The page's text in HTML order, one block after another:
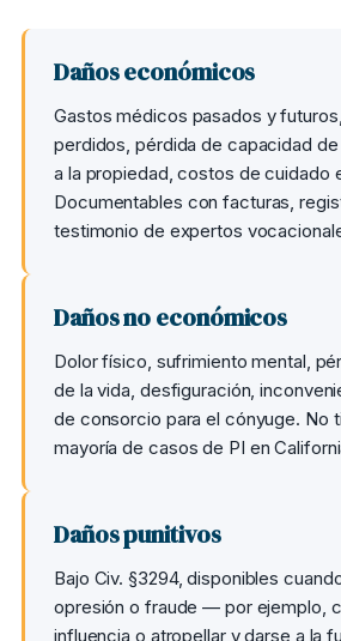
Daños económicos
Gastos médicos pasados y
perdidos, pérdida de capacidad de
a la propiedad, costos de cuidado
Documentables con facturas,
testimonio de expertos
Daños no económicos
Dolor físico, sufrimiento mental,
de la vida, desfiguración,
de consorcio para el cónyuge. No
mayoría de casos de PI en
Daños punitivos
Bajo Civ. §3294, disponibles
opresión o fraude — por ejemplo,
influencia o atropellar y darse a la